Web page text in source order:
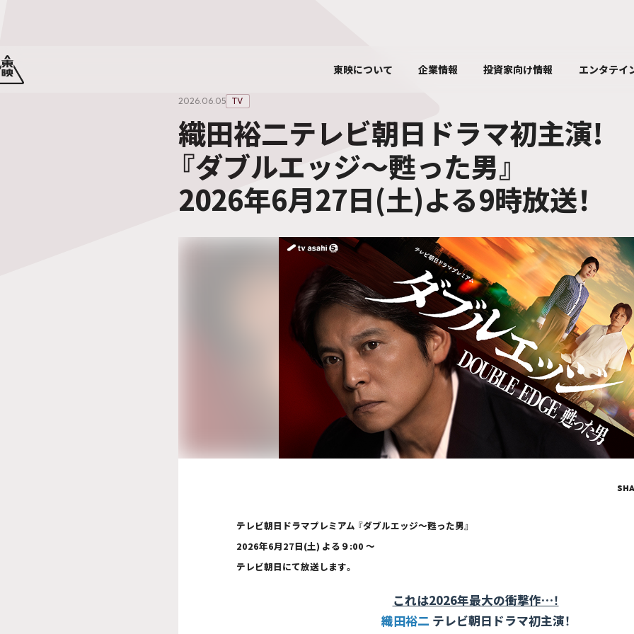
東映について 企業情報 投資家向け情報 エンタテイ
2026.06.05 TV
織田裕二テレビ朝日ドラマ初主演!
『ダブルエッジ～甦った男』
2026年6月27日(土)よる9時放送！
テレビ朝日ドラマプレミアム 『ダブルエッジ～甦った男』
2026年6月27日(土) よる９:00 ～
テレビ朝日にて放送します。
これは2026年最大の衝撃作…！
織田裕二 テレビ朝日ドラマ初主演！